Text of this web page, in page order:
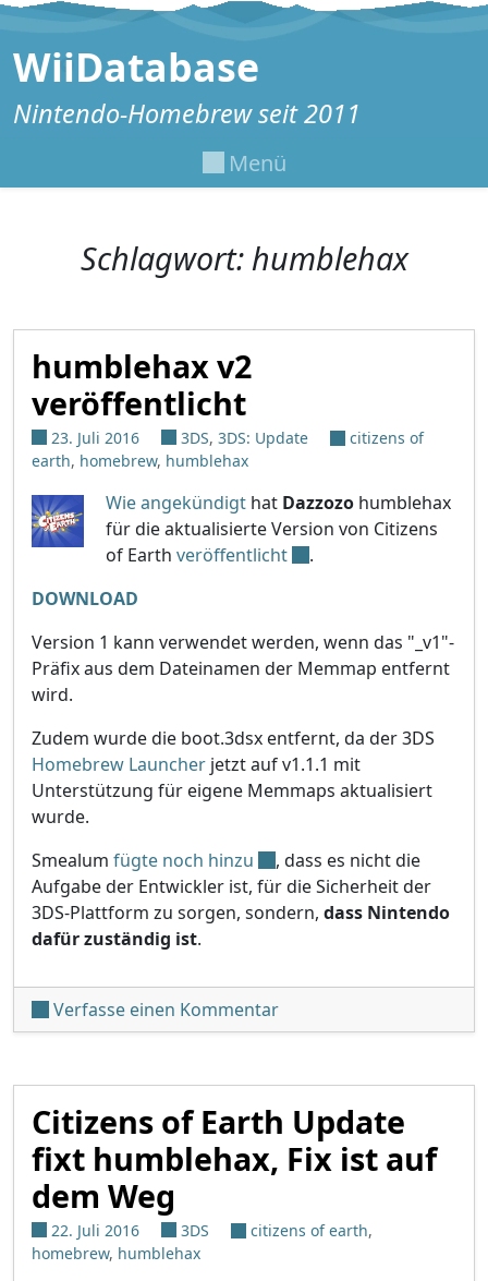
Zum Inhalt springen
WiiDatabase
Nintendo-Homebrew seit 2011
Menü
Schlagwort: humblehax
humblehax v2
veröffentlicht
23. Juli 2016 3DS, 3DS: Update
citizens of
earth, homebrew, humblehax
Wie angekündigt hat Dazzozo humblehax
für die aktualisierte Version von Citizens
of Earth veröffentlicht
.
DOWNLOAD
Version 1 kann verwendet werden, wenn das "_v1"-
Präfix aus dem Dateinamen der Memmap entfernt
wird.
Zudem wurde die boot.3dsx entfernt, da der 3DS
Homebrew Launcher jetzt auf v1.1.1 mit
Unterstützung für eigene Memmaps aktualisiert
wurde.
Smealum fügte noch hinzu
, dass es nicht die
Aufgabe der Entwickler ist, für die Sicherheit der
3DS-Plattform zu sorgen, sondern, dass Nintendo
dafür zuständig ist.
Verfasse einen Kommentarunter 'humblehax v2
Citizens of Earth Update
fixt humblehax, Fix ist auf
dem Weg
22. Juli 2016 3DS citizens of earth,
homebrew, humblehax